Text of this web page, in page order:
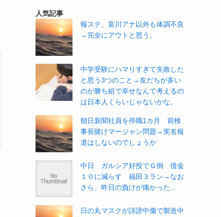
人気記事
報ステ、富川アナ以外も体調不良
→完全にアウトと思う。
中学受験にハマりすぎて失敗した
と思う3つのこと→友だちが多い
のが勝ち組で幸せなんて考えるの
は日本人くらいじゃないかな。
朝日新聞社員を停職1カ月 前検
事長賭けマージャン問題→実名報
道はしないのでしょうか
中日 ガルシア好投でＧ倒 借金
１０に減らす 福田３ラン→なお
さら、昨日の負けが痛かった…
日の丸マスクが誹謗中傷で製造中